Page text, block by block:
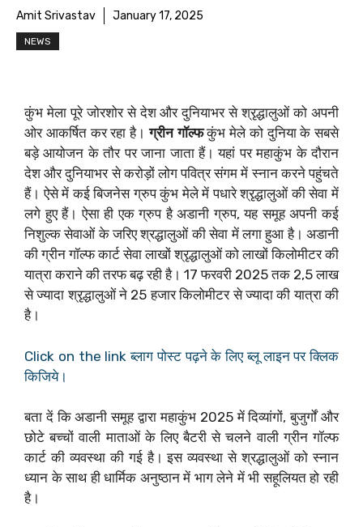
Amit Srivastav January 17, 2025
NEWS
कुंभ मेला पूरे जोरशोर से देश और दुनियाभर से श्रृद्धालुओं को अपनी
ओर आकर्षित कर रहा है।ग्रीन गॉल्फकुंभ मेले को दुनिया के सबसे
बड़े आयोजन के तौर पर जाना जाता हैं। यहां पर महाकुंभ के दौरान
देश और दुनियाभर से करोड़ों लोग पवित्र संगम में स्नान करने पहुंचते
हैं। ऐसे में कई बिजनेस ग्रुप कुंभ मेले में पधारे श्रृद्धालुओं की सेवा में
लगे हुए हैं। ऐसा ही एक ग्रुप है अडानी ग्रुप, यह समूह अपनी कई
निशुल्क सेवाओं के जरिए श्रद्धालुओं की सेवा में लगा हुआ है। अडानी
की ग्रीन गॉल्फ कार्ट सेवा लाखों श्रृद्धालुओं को लाखों किलोमीटर की
यात्रा कराने की तरफ बढ़ रही है। 17 फरवरी 2025 तक 2,5 लाख
से ज्यादा श्रृद्धालुओं ने 25 हजार किलोमीटर से ज्यादा की यात्रा की
है।
Click on the link ब्लाग पोस्ट पढ़ने के लिए ब्लू लाइन पर क्लिक
किजिये।
बता दें कि अडानी समूह द्वारा महाकुंभ 2025 में दिव्यांगों, बुजुर्गों और
छोटे बच्चों वाली माताओं के लिए बैटरी से चलने वाली ग्रीन गॉल्फ
कार्ट की व्यवस्था की गई है। इस व्यवस्था से श्रद्धालुओं को स्नान
ध्यान के साथ ही धार्मिक अनुष्ठान में भाग लेने में भी सहूलियत हो रही
है।